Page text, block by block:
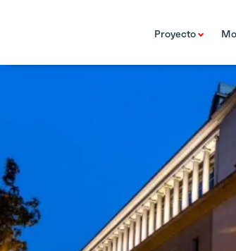
Proyecto